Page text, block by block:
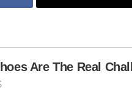
വാണിജ്യ
വളർന്നിട്ടുണ്ട്. ഈ
ബി-1/ബി-2 (B-1/B-2),